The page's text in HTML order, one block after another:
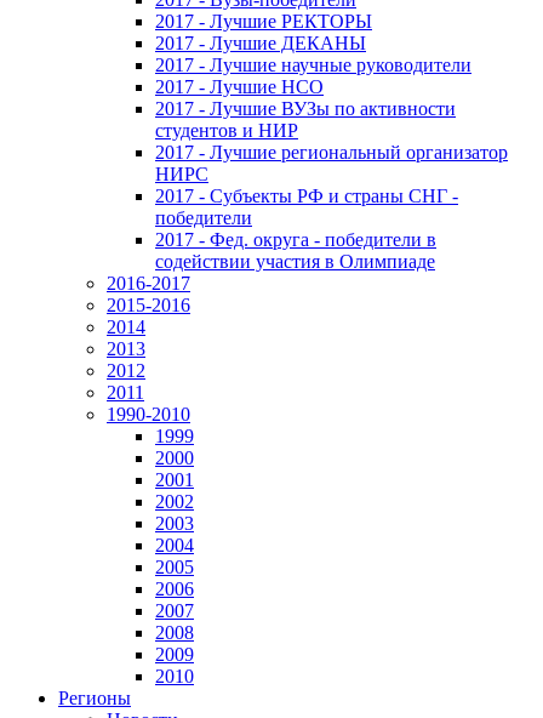
2017 - Лучшие РЕКТОРЫ
2017 - Лучшие ДЕКАНЫ
2017 - Лучшие научные руководители
2017 - Лучшие НСО
2017 - Лучшие ВУЗы по активности
студентов и НИР
2017 - Лучшие региональный организатор
НИРС
2017 - Субъекты РФ и страны СНГ -
победители
2017 - Фед. округа - победители в
содействии участия в Олимпиаде
2016-2017
2015-2016
2014
2013
2012
2011
1990-2010
1999
2000
2001
2002
2003
2004
2005
2006
2007
2008
2009
2010
Регионы